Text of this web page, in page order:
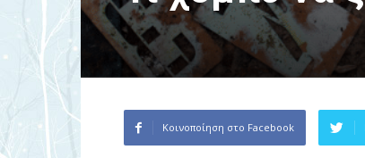
Κοινοποίηση στο Facebook